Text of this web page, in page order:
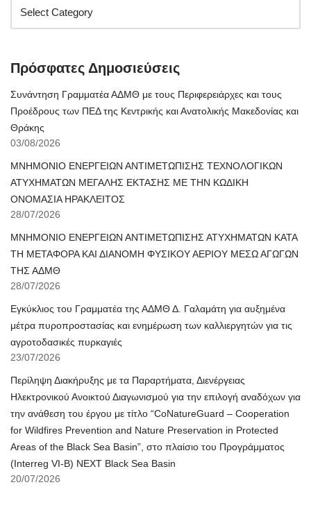
Πρόσφατες Δημοσιεύσεις
Συνάντηση Γραμματέα ΑΔΜΘ με τους Περιφερειάρχες και τους
Προέδρους των ΠΕΔ της Κεντρικής και Ανατολικής Μακεδονίας και
Θράκης
03/08/2026
ΜΝΗΜΟΝΙΟ ΕΝΕΡΓΕΙΩΝ ΑΝΤΙΜΕΤΩΠΙΣΗΣ ΤΕΧΝΟΛΟΓΙΚΩΝ
ΑΤΥΧΗΜΑΤΩΝ ΜΕΓΑΛΗΣ ΕΚΤΑΣΗΣ ΜΕ ΤΗΝ ΚΩΔΙΚΗ
ΟΝΟΜΑΣΙΑ ΗΡΑΚΛΕΙΤΟΣ
28/07/2026
ΜΝΗΜΟΝΙΟ ΕΝΕΡΓΕΙΩΝ ΑΝΤΙΜΕΤΩΠΙΣΗΣ ΑΤΥΧΗΜΑΤΩΝ ΚΑΤΑ
ΤΗ ΜΕΤΑΦΟΡΑ ΚΑΙ ΔΙΑΝΟΜΗ ΦΥΣΙΚΟΥ ΑΕΡΙΟΥ ΜΕΣΩ ΑΓΩΓΩΝ
ΤΗΣ ΑΔΜΘ
28/07/2026
Εγκύκλιος του Γραμματέα της ΑΔΜΘ Δ. Γαλαμάτη για αυξημένα
μέτρα πυροπροστασίας και ενημέρωση των καλλιεργητών για τις
αγροτοδασικές πυρκαγιές
23/07/2026
Περίληψη Διακήρυξης με τα Παραρτήματα, Διενέργειας
Ηλεκτρονικού Ανοικτού Διαγωνισμού για την επιλογή αναδόχων για
την ανάθεση του έργου με τίτλο “CoNatureGuard – Cooperation
for Wildfires Prevention and Nature Preservation in Protected
Areas of the Black Sea Basin”, στο πλαίσιο του Προγράμματος
(Interreg VI-B) NEXT Black Sea Basin
20/07/2026